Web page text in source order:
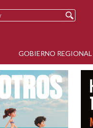
GOBIERNO REGIONAL